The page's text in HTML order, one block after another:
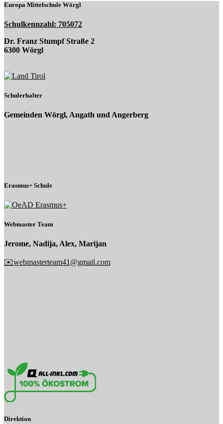
Europa Mittelschule Wörgl
Schulkennzahl: 705072
Dr. Franz Stumpf Straße 2
6300 Wörgl
Schulerhalter
Gemeinden Wörgl, Angath und Angerberg
Erasmus+ Schule
Webmaster Team
Jerome, Nadija, Alex, Marijan
✉️webmasterteam41@gmail.com
Direktion